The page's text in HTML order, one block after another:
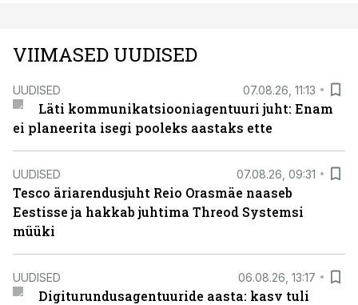
VIIMASED UUDISED
UUDISED 07.08.26, 11:13
Läti kommunikatsiooniagentuuri juht: Enam
ei planeerita isegi pooleks aastaks ette
UUDISED 07.08.26, 09:31
Tesco äriarendusjuht Reio Orasmäe naaseb
Eestisse ja hakkab juhtima Threod Systemsi
müüki
UUDISED 06.08.26, 13:17
Digiturundusagentuuride aasta: kasv tuli